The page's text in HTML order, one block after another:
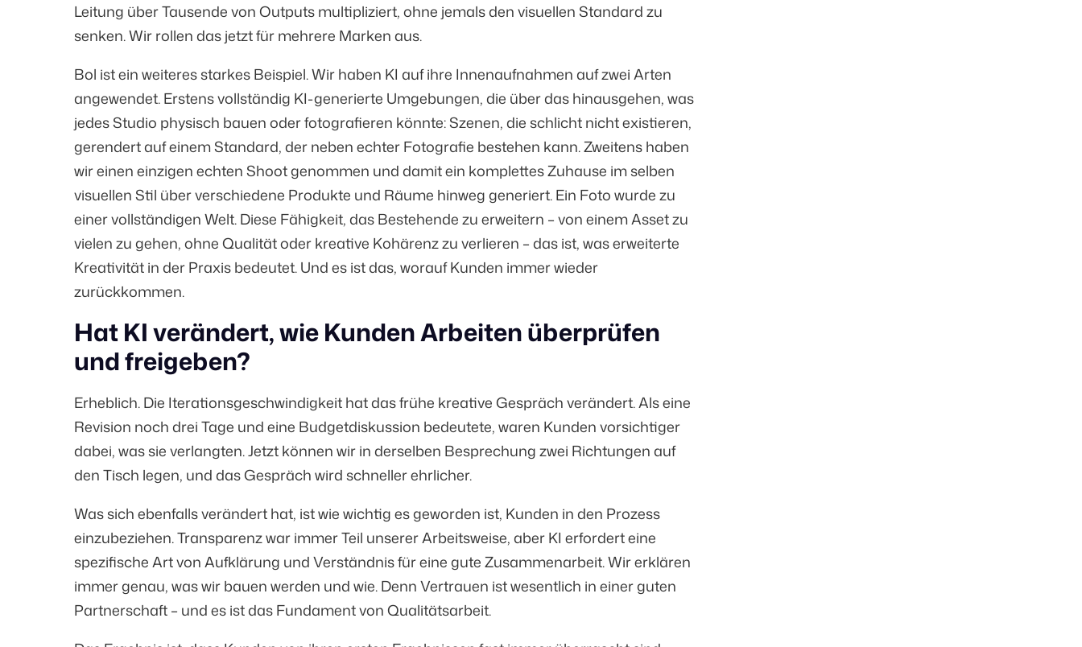
Leitung über Tausende von Outputs multipliziert, ohne jemals den visuellen Standard zu
senken. Wir rollen das jetzt für mehrere Marken aus.
Bol ist ein weiteres starkes Beispiel. Wir haben KI auf ihre Innenaufnahmen auf zwei Arten
angewendet. Erstens vollständig KI-generierte Umgebungen, die über das hinausgehen, was
jedes Studio physisch bauen oder fotografieren könnte: Szenen, die schlicht nicht existieren,
gerendert auf einem Standard, der neben echter Fotografie bestehen kann. Zweitens haben
wir einen einzigen echten Shoot genommen und damit ein komplettes Zuhause im selben
visuellen Stil über verschiedene Produkte und Räume hinweg generiert. Ein Foto wurde zu
einer vollständigen Welt. Diese Fähigkeit, das Bestehende zu erweitern – von einem Asset zu
vielen zu gehen, ohne Qualität oder kreative Kohärenz zu verlieren – das ist, was erweiterte
Kreativität in der Praxis bedeutet. Und es ist das, worauf Kunden immer wieder
zurückkommen.
Hat KI verändert, wie Kunden Arbeiten überprüfen
und freigeben?
Erheblich. Die Iterationsgeschwindigkeit hat das frühe kreative Gespräch verändert. Als eine
Revision noch drei Tage und eine Budgetdiskussion bedeutete, waren Kunden vorsichtiger
dabei, was sie verlangten. Jetzt können wir in derselben Besprechung zwei Richtungen auf
den Tisch legen, und das Gespräch wird schneller ehrlicher.
Was sich ebenfalls verändert hat, ist wie wichtig es geworden ist, Kunden in den Prozess
einzubeziehen. Transparenz war immer Teil unserer Arbeitsweise, aber KI erfordert eine
spezifische Art von Aufklärung und Verständnis für eine gute Zusammenarbeit. Wir erklären
immer genau, was wir bauen werden und wie. Denn Vertrauen ist wesentlich in einer guten
Partnerschaft – und es ist das Fundament von Qualitätsarbeit.